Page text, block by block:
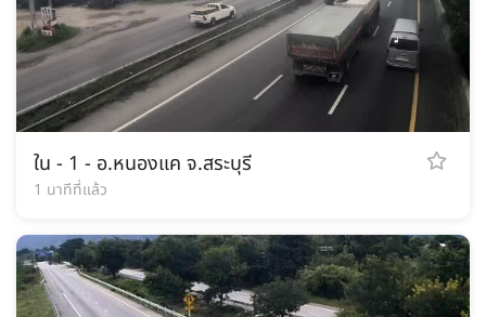
ใน - 1 - อ.หนองแค จ.สระบุรี
1 นาทีที่แล้ว